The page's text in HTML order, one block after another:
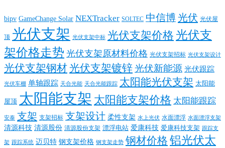
bipv GameChange Solar NEXTracker SOLTEC 中信博光伏 光伏屋
顶 光伏支架 光伏支架中标 光伏支架价格 光伏支
架价格走势 光伏支架原材料价格 光伏支架招标 光伏支架设计
光伏支架钢材光伏支架镀锌光伏新能源 光伏跟踪
光伏车棚 单轴跟踪 天合光能 天合光能跟踪 太阳能光伏支架 太阳能
屋顶 太阳能支架 太阳能支架价格 太阳能跟踪
安泰 支架 支架招标 支架设计 柔性支架 水上光伏 水面漂浮 水面漂浮支架
清源科技 清源股份 清源股份支架 漂浮电站 爱康科技 爱康科技支架 跟踪支
架 跟踪系统 迈贝特 钢支架价格 钢支架走势 钢材价格 铝光伏太